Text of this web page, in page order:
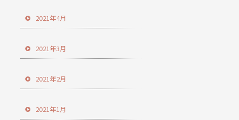
2021年4月
2021年3月
2021年2月
2021年1月